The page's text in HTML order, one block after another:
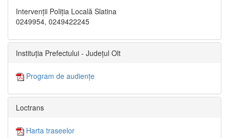
Intervenții Poliția Locală Slatina
0249954, 0249422245
Instituția Prefectului - Județul Olt
Program de audiențe
Loctrans
Harta traseelor